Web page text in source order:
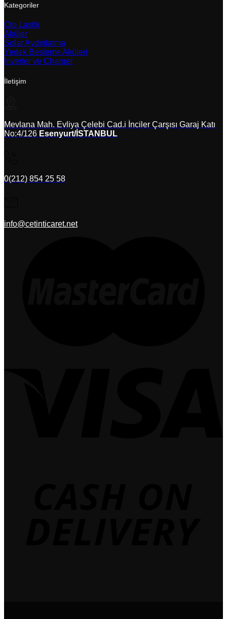
Kategoriler
Oto Lastik
Aküler
Solar Aydınlatma
Yedek Besleme Aküleri
İnverter ve Charger
İletişim
Mevlana Mah. Evliya Çelebi Cad.i İnciler Çarşısı Garaj Katı
No:4/126 Esenyurt/İSTANBUL
0(212) 854 25 58
info@cetinticaret.net